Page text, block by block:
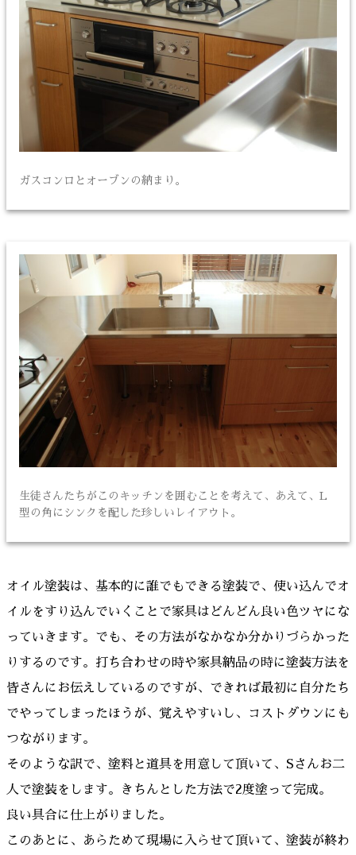
ガスコンロとオーブンの納まり。
生徒さんたちがこのキッチンを囲むことを考えて、あえて、L
型の角にシンクを配した珍しいレイアウト。
オイル塗装は、基本的に誰でもできる塗装で、使い込んでオ
イルをすり込んでいくことで家具はどんどん良い色ツヤにな
っていきます。でも、その方法がなかなか分かりづらかった
りするのです。打ち合わせの時や家具納品の時に塗装方法を
皆さんにお伝えしているのですが、できれば最初に自分たち
でやってしまったほうが、覚えやすいし、コストダウンにも
つながります。
そのような訳で、塗料と道具を用意して頂いて、Sさんお二
人で塗装をします。きちんとした方法で2度塗って完成。
良い具合に仕上がりました。
このあとに、あらためて現場に入らせて頂いて、塗装が終わ